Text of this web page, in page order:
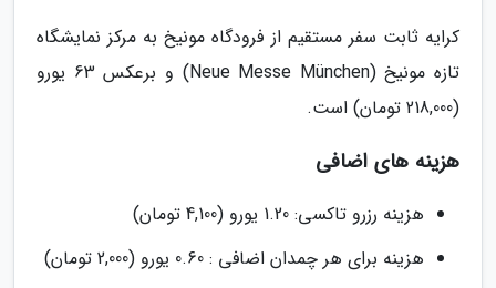
کرایه ثابت سفر مستقیم از فرودگاه مونیخ به مرکز نمایشگاه
تازه مونیخ (Neue Messe München) و برعکس 63 یورو
(218,000 تومان) است.
هزینه های اضافی
هزینه رزرو تاکسی: 1.20 یورو (4,100 تومان)
هزینه برای هر چمدان اضافی : 0.60 یورو (2,000 تومان)